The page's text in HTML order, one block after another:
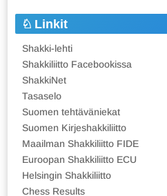
Linkit
Shakki-lehti
Shakkiliitto Facebookissa
ShakkiNet
Tasaselo
Suomen tehtäväniekat
Suomen Kirjeshakkiliitto
Maailman Shakkiliitto FIDE
Euroopan Shakkiliitto ECU
Helsingin Shakkiliitto
Chess Results